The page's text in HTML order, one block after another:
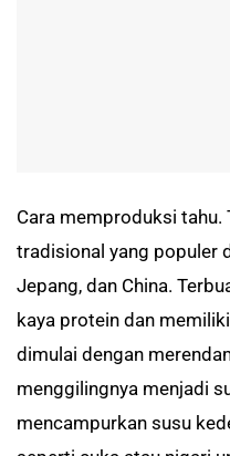
Cara memproduksi tahu.
tradisional yang populer
Jepang, dan China.
kaya protein dan
dimulai dengan
menggilingnya menjadi
mencampurkan susu